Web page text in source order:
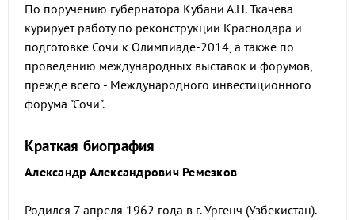
По поручению губернатора Кубани А.Н. Ткачева
курирует работу по реконструкции Краснодара и
подготовке Сочи к Олимпиаде-2014, а также по
проведению международных выставок и форумов,
прежде всего - Международного инвестиционного
форума "Сочи".
Краткая биография
Александр Александрович Ремезков
Родился 7 апреля 1962 года в г. Ургенч (Узбекистан).